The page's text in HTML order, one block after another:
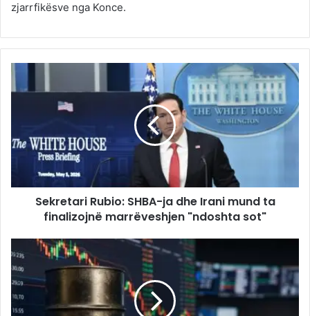
zjarrfikësve nga Konce.
Sekretari Rubio: SHBA-ja dhe Irani mund ta
finalizojnë marrëveshjen "ndoshta sot"